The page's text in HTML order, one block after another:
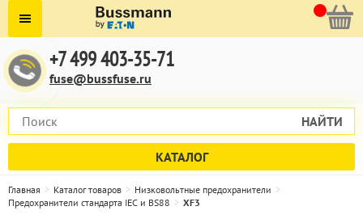
+7 499 403-35-71
fuse@bussfuse.ru
НАЙТИ
КАТАЛОГ
Главная Каталог товаров
Низковольтные предохранители
Предохранители стандарта IEC и BS88
XF3